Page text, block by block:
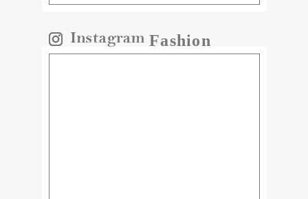
Fashion